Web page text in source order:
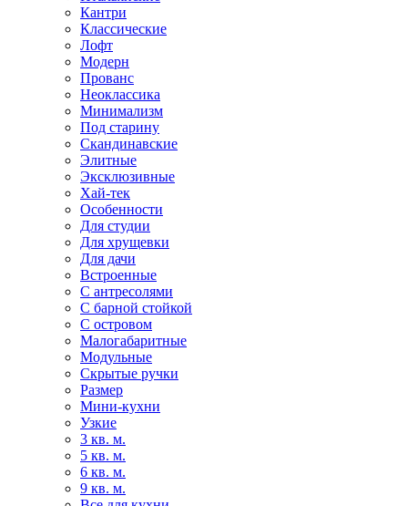
Кантри
Классические
Лофт
Модерн
Прованс
Неоклассика
Минимализм
Под старину
Скандинавские
Элитные
Эксклюзивные
Хай-тек
Особенности
Для студии
Для хрущевки
Для дачи
Встроенные
С антресолями
С барной стойкой
С островом
Малогабаритные
Модульные
Скрытые ручки
Размер
Мини-кухни
Узкие
3 кв. м.
5 кв. м.
6 кв. м.
9 кв. м.